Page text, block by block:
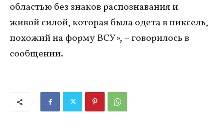
областью без знаков распознавания и
живой силой, которая была одета в пиксель,
похожий на форму ВСУ», – говорилось в
сообщении.